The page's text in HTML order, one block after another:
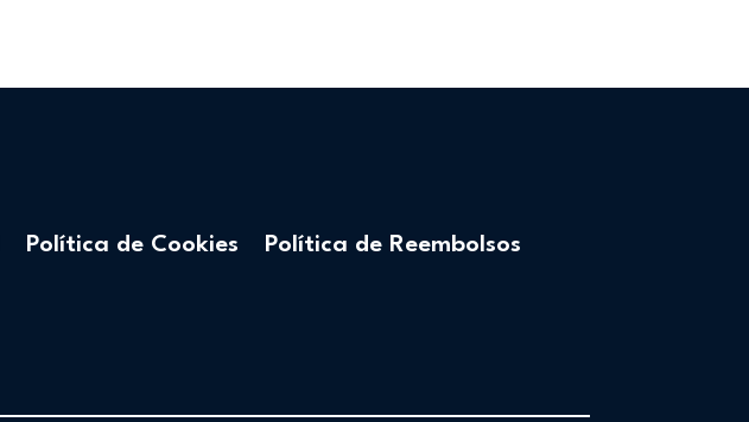
Política de Cookies Política de Reembolsos